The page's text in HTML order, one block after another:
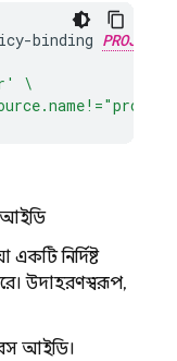
binding
\
আইডি
নির্দিষ্ট
উদাহরণস্বরূপ,
আইডি।